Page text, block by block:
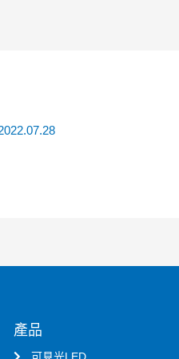
產品